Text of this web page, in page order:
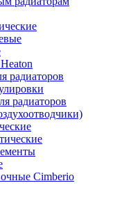
радиаторов
радиаторов
Cimberio